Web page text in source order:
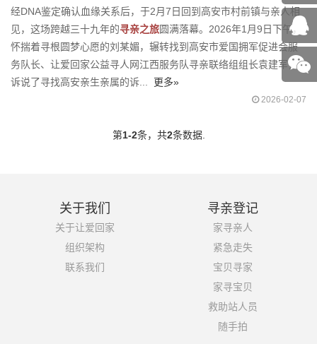
经DNA鉴定确认血缘关系后，于2月7日回到高安市村前镇与亲人相
见，这场跨越三十九年的寻亲之旅圆满落幕。2026年1月9日下午，
怀揣着寻根圆梦心愿的刘某媚，辗转找到高安市爱国拥军促进会服
务队长、让爱回家公益寻人网江西服务队寻亲联络组组长袁建军，
诉说了寻找高安亲生亲属的诉... 更多»
2026-02-07
第1-2条，共2条数据.
关于我们
关于让爱回家
组织架构
联系我们
寻亲登记
家寻亲人
紧急走失
宝贝寻家
家寻宝贝
救助站人员
随手拍